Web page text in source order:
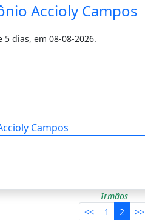
Accioly Campos
5 dias, em 08-08-2026.
Campos
Irmãos
<<
1 2 >>